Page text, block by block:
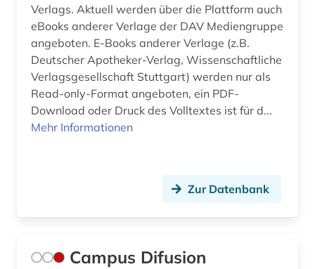
Verlags. Aktuell werden über die Plattform auch
eBooks anderer Verlage der DAV Mediengruppe
angeboten. E-Books anderer Verlage (z.B.
Deutscher Apotheker-Verlag, Wissenschaftliche
Verlagsgesellschaft Stuttgart) werden nur als
Read-only-Format angeboten, ein PDF-
Download oder Druck des Volltextes ist für d...
Mehr Informationen
Zur Datenbank
Campus Difusion